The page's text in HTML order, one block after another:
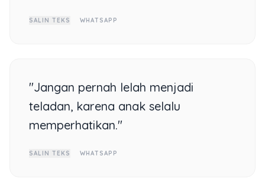
SALIN TEKS WHATSAPP
"Jangan pernah lelah menjadi
teladan, karena anak selalu
memperhatikan."
SALIN TEKS WHATSAPP